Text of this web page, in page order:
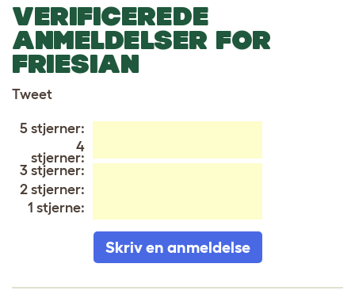
VERIFICEREDE
ANMELDELSER FOR
FRIESIAN
Tweet
5 stjerner:
4
stjerner:
3 stjerner:
2 stjerner:
1 stjerne:
Skriv en anmeldelse